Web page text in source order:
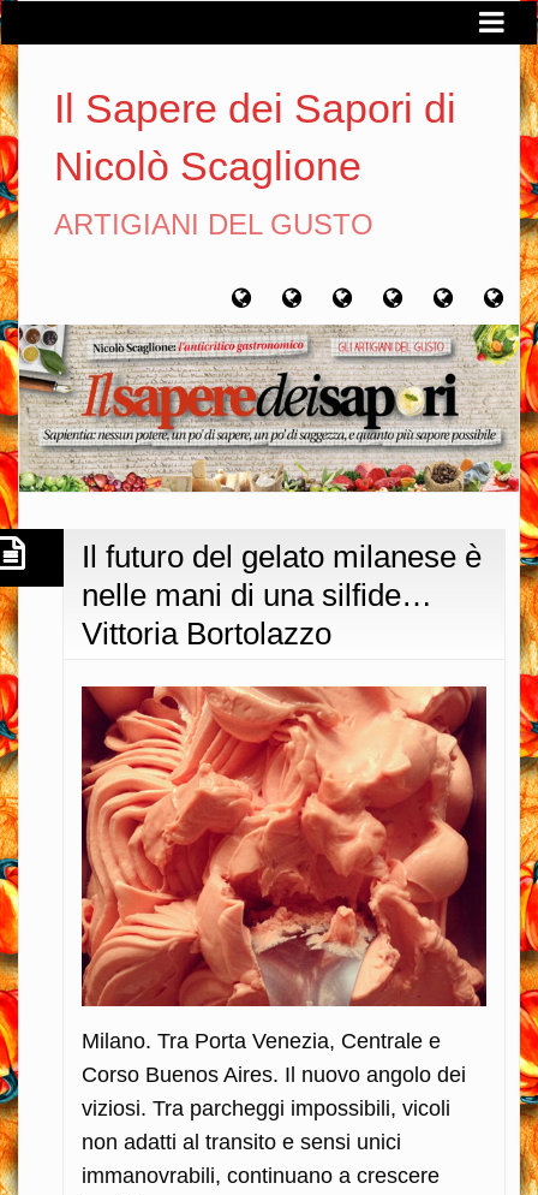
Il Sapere dei Sapori di
Nicolò Scaglione
ARTIGIANI DEL GUSTO
Home Chi
sono
Artigiani
del
gusto
Viaggi
del
gusto
Filosofia
del
gusto
Il futuro del gelato milanese è
nelle mani di una silfide…
Vittoria Bortolazzo
Milano. Tra Porta Venezia, Centrale e
Corso Buenos Aires. Il nuovo angolo dei
viziosi. Tra parcheggi impossibili, vicoli
non adatti al transito e sensi unici
immanovrabili, continuano a crescere